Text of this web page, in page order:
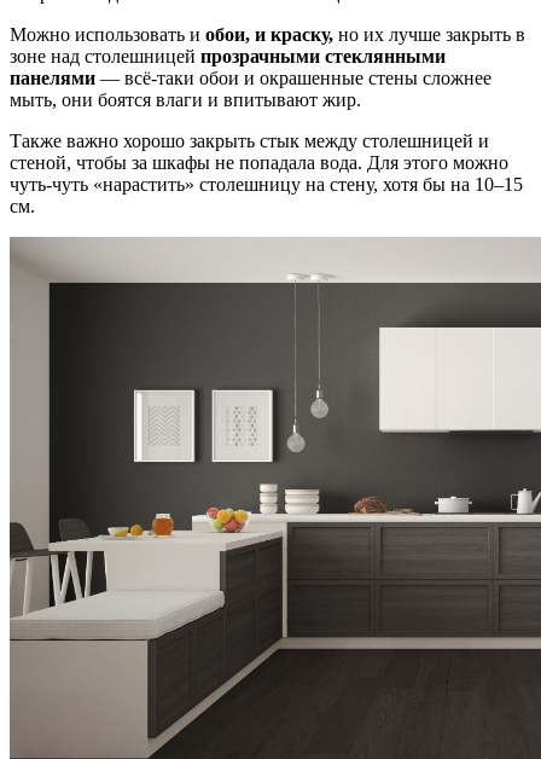
Можно использовать и обои, и краску, но их лучше закрыть в
зоне над столешницей прозрачными стеклянными
панелями — всё-таки обои и окрашенные стены сложнее
мыть, они боятся влаги и впитывают жир.
Также важно хорошо закрыть стык между столешницей и
стеной, чтобы за шкафы не попадала вода. Для этого можно
чуть-чуть «нарастить» столешницу на стену, хотя бы на 10–15
см.